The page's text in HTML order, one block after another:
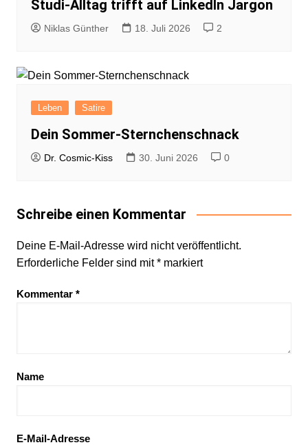
Studi-Alltag trifft auf LinkedIn Jargon
Niklas Günther 18. Juli 2026 2
Leben Satire
Dein Sommer-Sternchenschnack
Dr. Cosmic-Kiss 30. Juni 2026 0
Schreibe einen Kommentar
Deine E-Mail-Adresse wird nicht veröffentlicht.
Erforderliche Felder sind mit*markiert
Kommentar *
Name
E-Mail-Adresse